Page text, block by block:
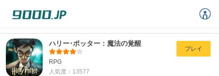
ハリー･ポッター：魔法の覚醒
RPG
人気度：13577
プレイ